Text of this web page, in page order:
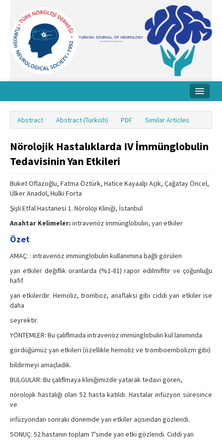
About Journal
Board
Instructions
Archive
Contact Us
Abstract Abstract (Turkish) PDF Similar Articles
Nörolojik Hastalıklarda IV İmmünglobulin
Tedavisinin Yan Etkileri
Buket Oflazoğlu, Fatma Öztürk, Hatice Kayaalp Açık, Çağatay Öncel,
Ülker Anadol, Hulki Forta
Şişli Etfal Hastanesi 1. Nöroloji Kliniği, İstanbul
Anahtar Kelimeler: intravenöz immünglobulin, yan etkiler
Özet
AMAÇ: : intravenöz immünglobulin kullanımına bağlı görülen
yan etkiler değiﬂik oranlarda (%1-81) rapor edilmiﬂtir ve çoğunluğu
hafif
yan etkilerdir. Hemoliz, tromboz, anaflaksi gibi ciddi yan etkiler ise
daha
seyrektir.
YÖNTEMLER: Bu çalıﬂmada intravenöz immünglobulin kul lanımında
gördüğümüz yan etkileri (özellikle hemoliz ve tromboembolizm gibi)
bildirmeyi amaçladık.
BULGULAR: Bu çalıﬂmaya kliniğimizde yatarak tedavi gören,
nörolojik hastalığı olan 52 hasta katıldı. Hastalar infüzyon süresince
ve
infüzyondan sonraki dönemde yan etkiler açısından gözlendi.
SONUÇ: 52 hastanın toplam 7’sinde yan etki gözlendi. Ciddi yan